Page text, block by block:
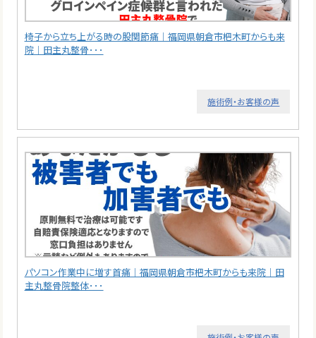
椅子から立ち上がる時の股関節痛｜福岡県朝倉市杷木町からも来
院｜田主丸整骨･･･
施術例・お客様の声
パソコン作業中に増す首痛｜福岡県朝倉市杷木町からも来院｜田
主丸整骨院整体･･･